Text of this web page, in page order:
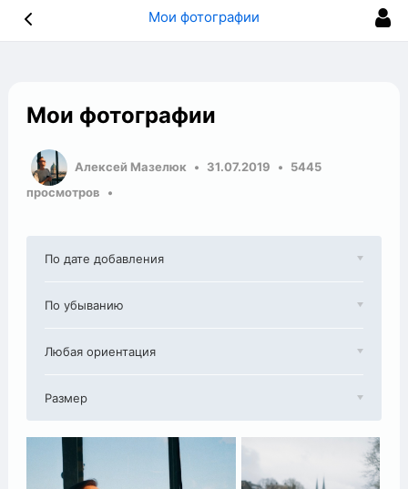
Мои фотографии
Мои фотографии
Алексей Мазелюк 31.07.2019
5445
просмотров
По дате добавления
По убыванию
Любая ориентация
Размер